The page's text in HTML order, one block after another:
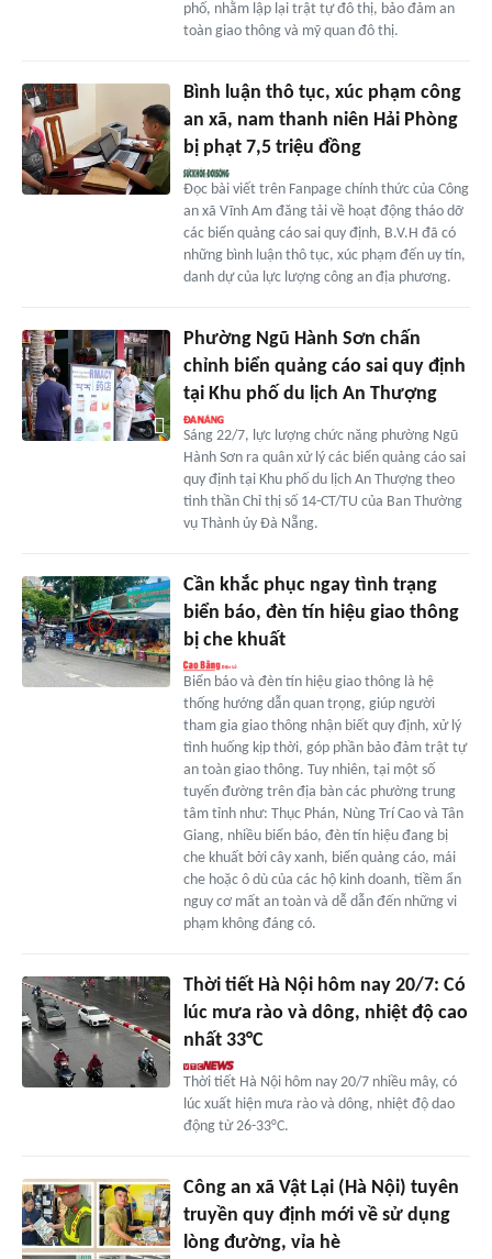
phố, nhằm lập lại trật tự đô thị, bảo đảm an
toàn giao thông và mỹ quan đô thị.
Bình luận thô tục, xúc phạm công
an xã, nam thanh niên Hải Phòng
bị phạt 7,5 triệu đồng
Đọc bài viết trên Fanpage chính thức của Công
an xã Vĩnh Am đăng tải về hoạt động tháo dỡ
các biển quảng cáo sai quy định, B.V.H đã có
những bình luận thô tục, xúc phạm đến uy tín,
danh dự của lực lượng công an địa phương.
Phường Ngũ Hành Sơn chấn
chỉnh biển quảng cáo sai quy định
tại Khu phố du lịch An Thượng
Sáng 22/7, lực lượng chức năng phường Ngũ
Hành Sơn ra quân xử lý các biển quảng cáo sai
quy định tại Khu phố du lịch An Thượng theo
tinh thần Chỉ thị số 14-CT/TU của Ban Thường
vụ Thành ủy Đà Nẵng.
Cần khắc phục ngay tình trạng
biển báo, đèn tín hiệu giao thông
bị che khuất
Biển báo và đèn tín hiệu giao thông là hệ
thống hướng dẫn quan trọng, giúp người
tham gia giao thông nhận biết quy định, xử lý
tình huống kịp thời, góp phần bảo đảm trật tự
an toàn giao thông. Tuy nhiên, tại một số
tuyến đường trên địa bàn các phường trung
tâm tỉnh như: Thục Phán, Nùng Trí Cao và Tân
Giang, nhiều biển báo, đèn tín hiệu đang bị
che khuất bởi cây xanh, biển quảng cáo, mái
che hoặc ô dù của các hộ kinh doanh, tiềm ẩn
nguy cơ mất an toàn và dễ dẫn đến những vi
phạm không đáng có.
Thời tiết Hà Nội hôm nay 20/7: Có
lúc mưa rào và dông, nhiệt độ cao
nhất 33°C
Thời tiết Hà Nội hôm nay 20/7 nhiều mây, có
lúc xuất hiện mưa rào và dông, nhiệt độ dao
động từ 26-33°C.
Công an xã Vật Lại (Hà Nội) tuyên
truyền quy định mới về sử dụng
lòng đường, vỉa hè